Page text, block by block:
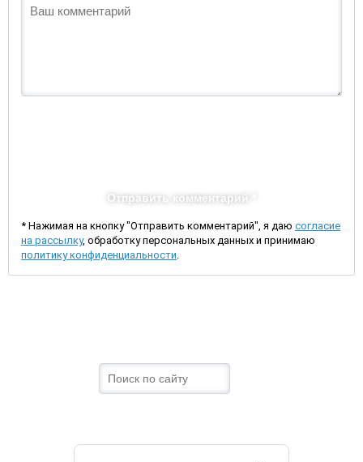
Отправить комментарий *
* Нажимая на кнопку "Отправить комментарий", я даю согласие
на рассылку, обработку персональных данных и принимаю
политику конфиденциальности